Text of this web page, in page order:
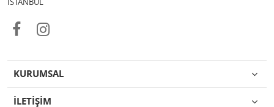
KURUMSAL
İLETİŞİM